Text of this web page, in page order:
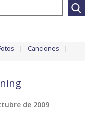
Canciones
de 2009